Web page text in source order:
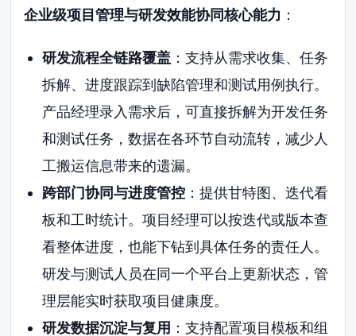
企业级项目管理与研发效能协同核心能力 ：
研发流程全链路覆盖：支持从需求收集、任务
拆解、进度跟踪到缺陷管理和测试用例执行。
产品经理录入需求后，可直接拆解为开发任务
和测试任务，数据在各环节自动流转，减少人
工搬运信息带来的遗漏。
跨部门协同与进度管控：提供甘特图、迭代看
板和工时统计。项目经理可以按迭代或版本查
看整体进度，也能下钻到具体任务的责任人。
研发与测试人员在同一个平台上更新状态，管
理层能实时获取项目健康度。
研发数据沉淀与复用 ：支持配置项目模板和组